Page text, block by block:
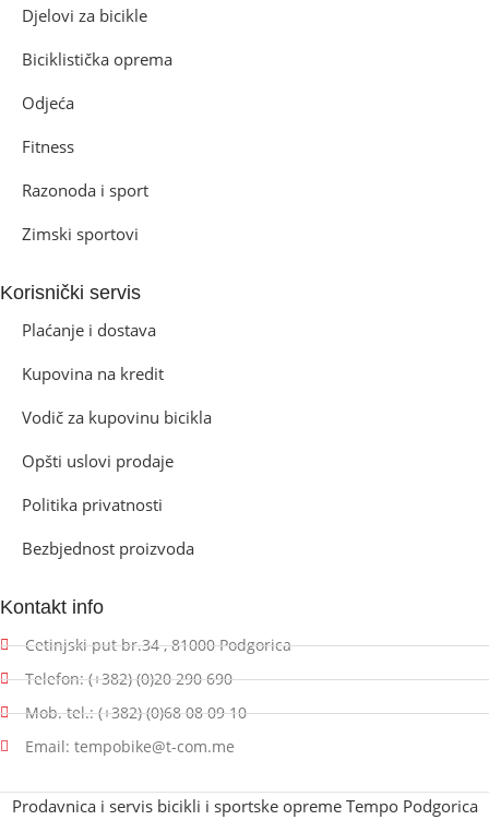
Djelovi za bicikle
Biciklistička oprema
Odjeća
Fitness
Razonoda i sport
Zimski sportovi
Korisnički servis
Plaćanje i dostava
Kupovina na kredit
Vodič za kupovinu bicikla
Opšti uslovi prodaje
Politika privatnosti
Bezbjednost proizvoda
Kontakt info
Cetinjski put br.34 , 81000 Podgorica
Telefon: (+382) (0)20 290 690
Mob. tel.: (+382) (0)68 08 09 10
Email: tempobike@t-com.me
Prodavnica i servis bicikli i sportske opreme Tempo Podgorica